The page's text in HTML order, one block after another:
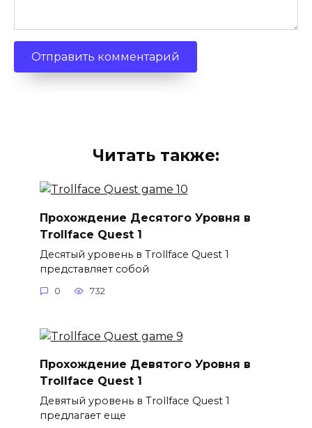
Читать также:
Прохождение Десятого Уровня в
Trollface Quest 1
Десятый уровень в Trollface Quest 1
представляет собой
0 732
Прохождение Девятого Уровня в
Trollface Quest 1
Девятый уровень в Trollface Quest 1
предлагает еще